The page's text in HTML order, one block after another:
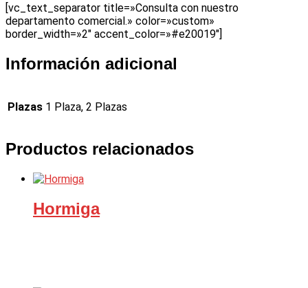
[vc_text_separator title=»Consulta con nuestro
departamento comercial.» color=»custom»
border_width=»2″ accent_color=»#e20019″]
Información adicional
Plazas 1 Plaza, 2 Plazas
Productos relacionados
Hormiga